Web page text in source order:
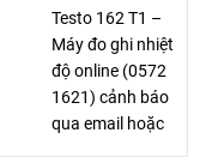
Testo 162 T1 –
Máy đo ghi nhiệt
độ online (0572
1621) cảnh báo
qua email hoặc